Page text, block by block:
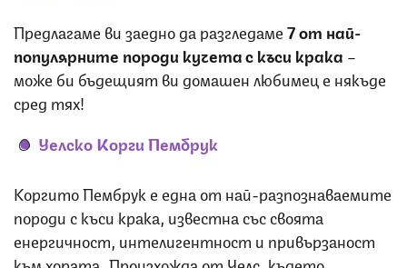
Предлагаме ви заедно да разгледаме7 от най-
популярните породи кучета с къси крака –
може би бъдещият ви домашен любимец е някъде
сред тях!
Уелско Корги Пембрук
Коргито Пембрук е една от най-разпознаваемите
породи с къси крака, известна със своята
енергичност, интелигентност и привързаност
към хората. Произхожда от Уелс, където